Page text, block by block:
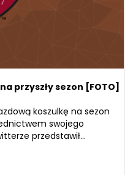
przyszły sezon [FOTO]
koszulkę na sezon
swojego
przedstawił...